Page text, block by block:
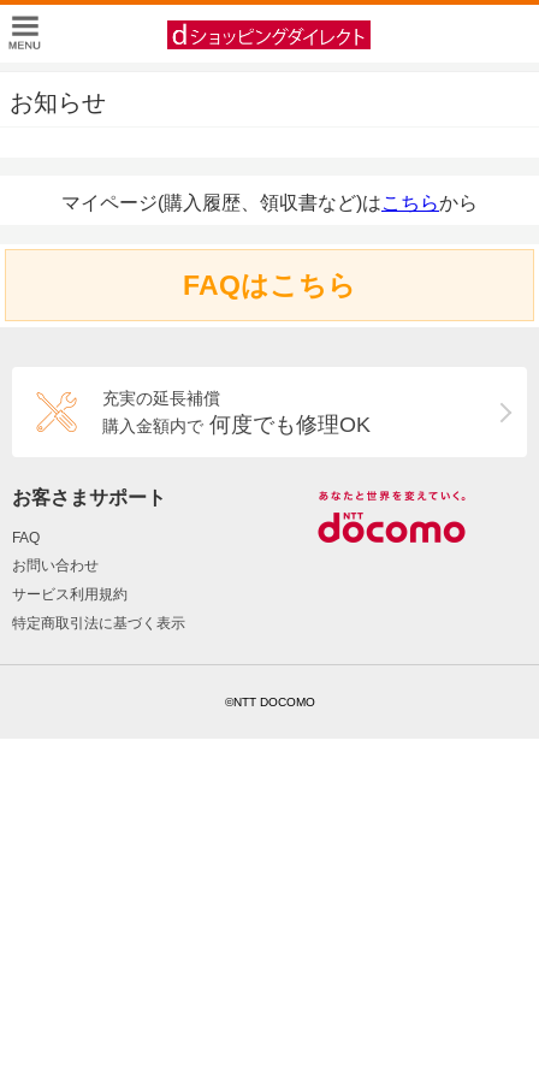
お知らせ
マイページ(購入履歴、領収書など)はこちらから
FAQはこちら
充実の延長補償
購入金額内で 何度でも修理OK
お客さまサポート
FAQ
お問い合わせ
サービス利用規約
特定商取引法に基づく表示
©NTT DOCOMO